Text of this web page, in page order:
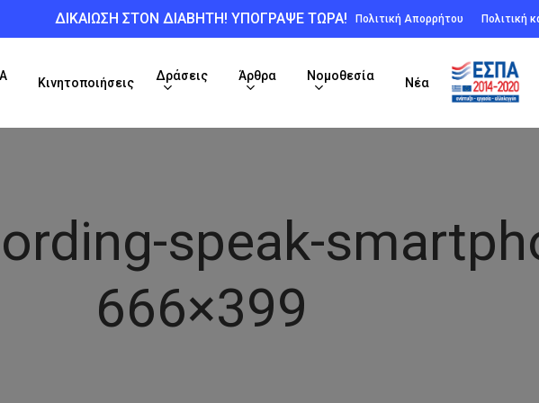
ΔΙΚΑΙΩΣΗ ΣΤΟΝ ΔΙΑΒΗΤΗ! ΥΠΟΓΡΑΨΕ ΤΩΡΑ! Πολιτική Απορρήτου Πολιτική
Κινητοποιήσεις
Δράσεις Άρθρα Νομοθεσία
Νέα
speak-
666×399